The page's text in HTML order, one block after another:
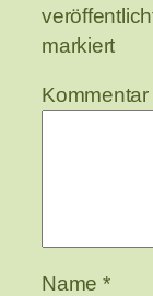
markiert
Kommentar
Name *